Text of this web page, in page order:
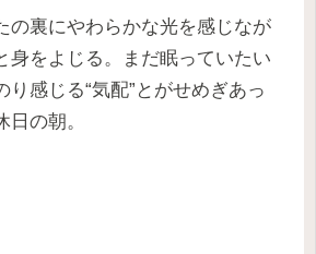
の裏にやわらかな光を感じなが
身をよじる。まだ眠っていたい
り感じる“気配”とがせめぎあっ
の朝。